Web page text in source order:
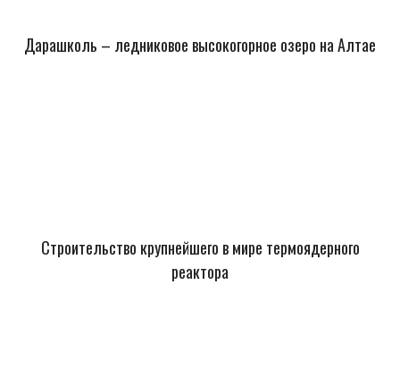
Дарашколь – ледниковое высокогорное озеро на Алтае
Строительство крупнейшего в мире термоядерного
реактора